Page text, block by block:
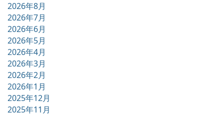
2026年8月
2026年7月
2026年6月
2026年5月
2026年4月
2026年3月
2026年2月
2026年1月
2025年12月
2025年11月